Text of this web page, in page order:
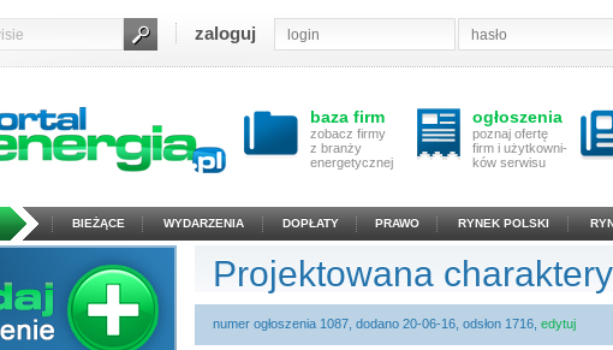
zaloguj
baza firm
zobacz firmy
z branży
energetycznej
ogłoszenia
poznaj ofertę
firm i użytkowni-
ków serwisu
BIEŻĄCE WYDARZENIA DOPŁATY PRAWO RYNEK POLSKI
Projektowana
numer ogłoszenia 1087, dodano 20-06-16, odsłon 1716, edytuj